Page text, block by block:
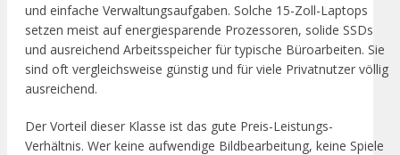
und einfache Verwaltungsaufgaben. Solche 15-Zoll-Laptops
setzen meist auf energiesparende Prozessoren, solide SSDs
und ausreichend Arbeitsspeicher für typische Büroarbeiten. Sie
sind oft vergleichsweise günstig und für viele Privatnutzer völlig
ausreichend.
Der Vorteil dieser Klasse ist das gute Preis-Leistungs-
Verhältnis. Wer keine aufwendige Bildbearbeitung, keine Spiele